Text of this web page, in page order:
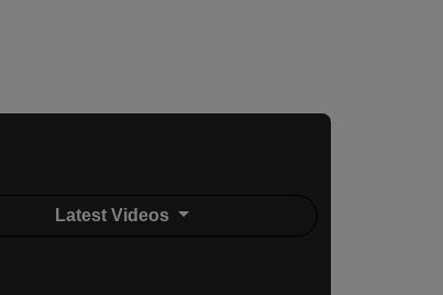
Latest Videos